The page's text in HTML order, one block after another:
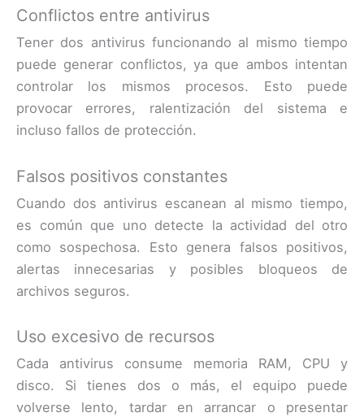
Conflictos entre antivirus
Tener dos antivirus funcionando al mismo tiempo
puede generar conflictos, ya que ambos intentan
controlar los mismos procesos. Esto puede
provocar errores, ralentización del sistema e
incluso fallos de protección.
Falsos positivos constantes
Cuando dos antivirus escanean al mismo tiempo,
es común que uno detecte la actividad del otro
como sospechosa. Esto genera falsos positivos,
alertas innecesarias y posibles bloqueos de
archivos seguros.
Uso excesivo de recursos
Cada antivirus consume memoria RAM, CPU y
disco. Si tienes dos o más, el equipo puede
volverse lento, tardar en arrancar o presentar